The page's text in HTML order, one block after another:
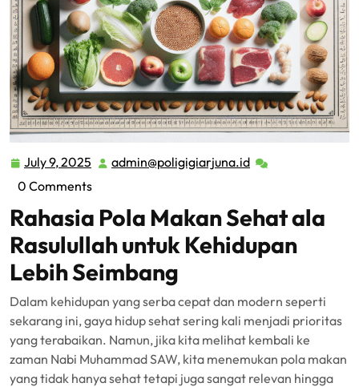
July 9, 2025 Julyadmin@poligigiarjuna.id
0 Comments
Rahasia Pola Makan Sehat ala
Rasulullah untuk Kehidupan
Lebih Seimbang
Dalam kehidupan yang serba cepat dan modern seperti
sekarang ini, gaya hidup sehat sering kali menjadi prioritas
yang terabaikan. Namun, jika kita melihat kembali ke
zaman Nabi Muhammad SAW, kita menemukan pola makan
yang tidak hanya sehat tetapi juga sangat relevan hingga